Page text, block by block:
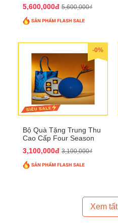
5,600,000đ 5,600,000₫
-0%
Bộ Quà Tặng Trung Thu
Cao Cấp Four Season
3,100,000đ 3,100,000₫
Xem